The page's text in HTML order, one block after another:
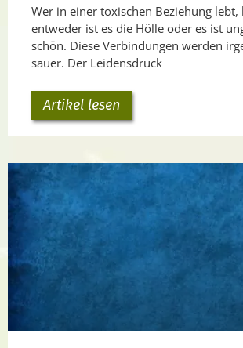
Wer in einer toxischen Beziehung lebt,
entweder ist es die Hölle oder es ist
schön. Diese Verbindungen werden
sauer. Der Leidensdruck
Artikel lesen